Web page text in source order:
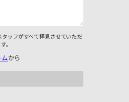
ッフがすべて拝見させていただ
。
から